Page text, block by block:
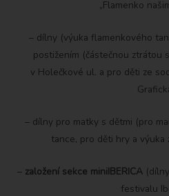
„Flamenko
– dílny (výuka flamenkového
postižením (částečnou
v Holečkové ul. a pro děti ze
– dílny pro matky s dětmi (pro
tance, pro děti hry a výuka
– založení sekce miniIBERICA
festivalu